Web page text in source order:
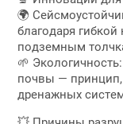
🌍
благодаря
подземным
🌱
почвы —
дренажных